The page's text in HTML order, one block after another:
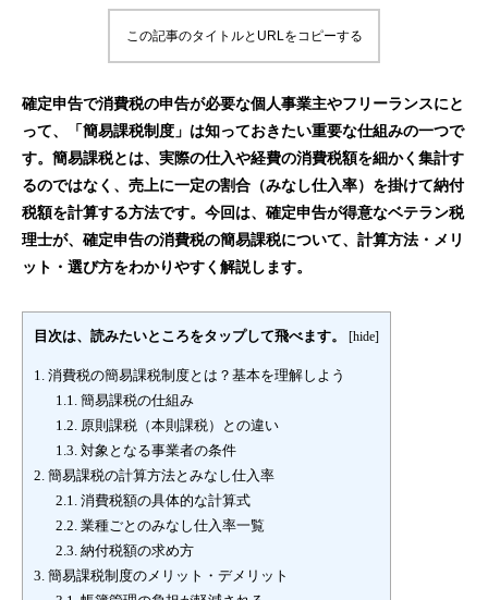
この記事のタイトルとURLをコピーする
確定申告で消費税の申告が必要な個人事業主やフリーランスにと
って、「簡易課税制度」は知っておきたい重要な仕組みの一つで
す。簡易課税とは、実際の仕入や経費の消費税額を細かく集計す
るのではなく、売上に一定の割合（みなし仕入率）を掛けて納付
税額を計算する方法です。今回は、確定申告が得意なベテラン税
理士が、確定申告の消費税の簡易課税について、計算方法・メリ
ット・選び方をわかりやすく解説します。
目次は、読みたいところをタップして飛べます。 [hide]
1. 消費税の簡易課税制度とは？基本を理解しよう
1.1.簡易課税の仕組み
1.2.原則課税（本則課税）との違い
1.3.対象となる事業者の条件
2. 簡易課税の計算方法とみなし仕入率
2.1.消費税額の具体的な計算式
2.2.業種ごとのみなし仕入率一覧
2.3.納付税額の求め方
3. 簡易課税制度のメリット・デメリット